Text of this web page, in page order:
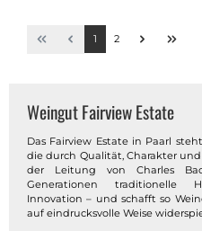
1 2
Weingut Fairview Estate
Das Fairview Estate in Paarl
die durch Qualität, Charakter
der Leitung von Charles
Generationen traditionelle
Innovation – und schafft so
auf eindrucksvolle Weise